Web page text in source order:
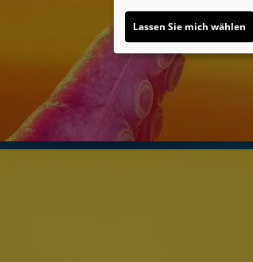
Lassen Sie mich wählen